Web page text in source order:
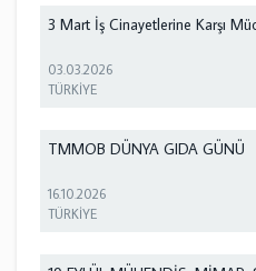
3 Mart İş Cinayetlerine Karşı
03.03.2026
TÜRKİYE
TMMOB DÜNYA GIDA GÜNÜ
16.10.2026
TÜRKİYE